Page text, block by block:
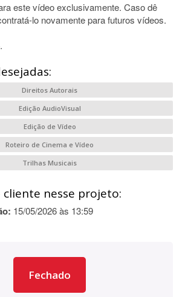
este vídeo exclusivamente. Caso dê
lo novamente para futuros vídeos.
Direitos Autorais
Edição AudioVisual
Edição de Vídeo
Roteiro de Cinema e Vídeo
Trilhas Musicais
nesse projeto:
15/05/2026 às 13:59
Fechado